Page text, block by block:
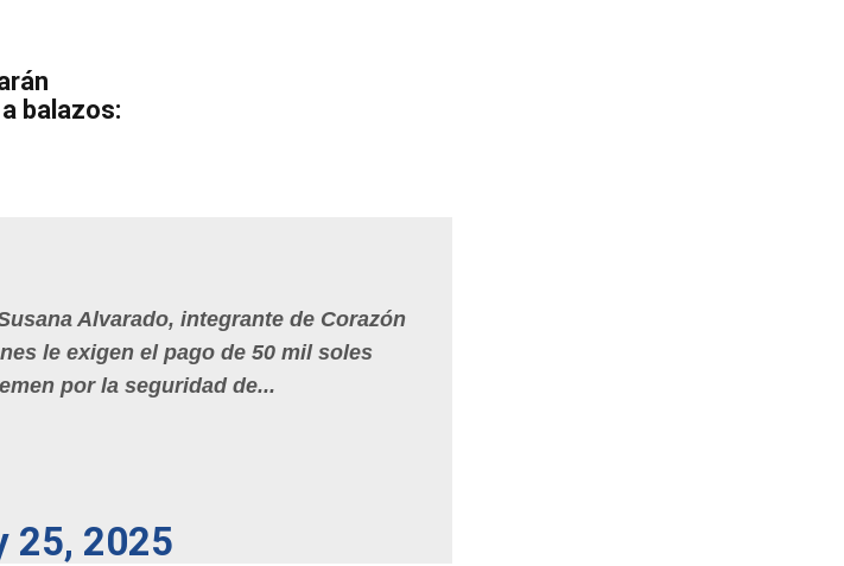
balazos:
Alvarado, integrante de Corazón
le exigen el pago de 50 mil soles
por la seguridad de...
25, 2025